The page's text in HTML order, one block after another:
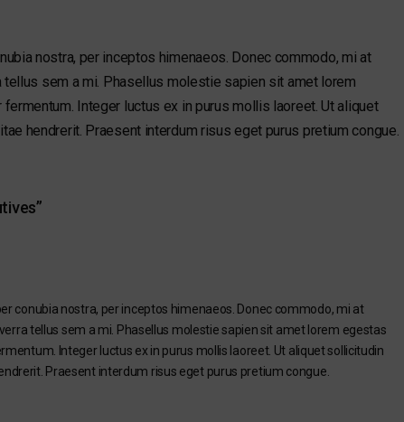
nostra, per inceptos himenaeos. Donec commodo, mi at
sem a mi. Phasellus molestie sapien sit amet lorem
Integer luctus ex in purus mollis laoreet. Ut aliquet
hendrerit. Praesent interdum risus eget purus pretium congue.
”
conubia nostra, per inceptos himenaeos. Donec commodo, mi at
tellus sem a mi. Phasellus molestie sapien sit amet lorem egestas
Integer luctus ex in purus mollis laoreet. Ut aliquet sollicitudin
Praesent interdum risus eget purus pretium congue.